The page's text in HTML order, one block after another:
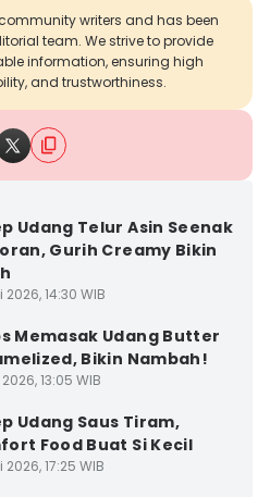
writers and has been
team. We strive to provide
information, ensuring high
and trustworthiness.
Udang Telur Asin Seenak
Gurih Creamy Bikin
2026, 14:30 WIB
Memasak Udang Butter
Bikin Nambah!
13:05 WIB
Udang Saus Tiram,
Food Buat Si Kecil
2026, 17:25 WIB